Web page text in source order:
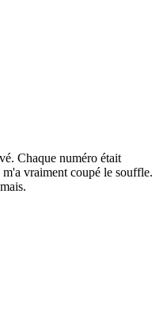
Chaque numéro était
m'a vraiment coupé le souffle.